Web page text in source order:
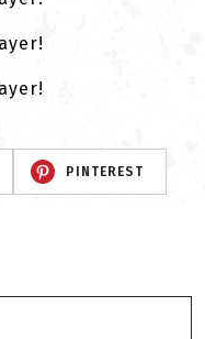
PINTEREST